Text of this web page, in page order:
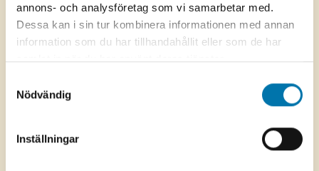
annons- och analysföretag som vi samarbetar med.
Dessa kan i sin tur kombinera informationen med annan
information som du har tillhandahållit eller som de har
samlat in när du har använt deras tjänster.
Du kan ändra eller dra tillbaka ditt samtycke till cookie-
sekretesspolicy om vilka vi är, hur du kontaktar oss och
på vilket sätt vi behandlar personuppgifter. Ange ditt
Nödvändig
Inställningar
Lediga jobb
På den här sidan hittar du våra lediga jobb.
Du kan även följa oss på Linkedin för att hålla dig
uppdaterad om när vi lägger ut nya tjänster.